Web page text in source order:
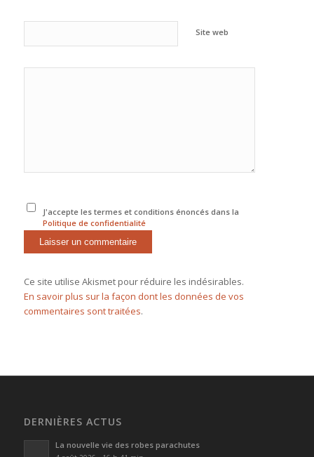
Site web
J'accepte les termes et conditions énoncés dans la
Politique de confidentialité
Ce site utilise Akismet pour réduire les indésirables.
En savoir plus sur la façon dont les données de vos
commentaires sont traitées.
DERNIÈRES ACTUS
La nouvelle vie des robes parachutes